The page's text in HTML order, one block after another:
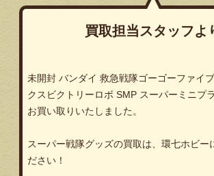
買取担当スタッフよ
未開封 バンダイ 救急戦隊ゴーゴーファイ
クスビクトリーロボ SMP スーパーミニプラ
お買い取りいたしました。
スーパー戦隊グッズの買取は、環七ホビー
ださい！